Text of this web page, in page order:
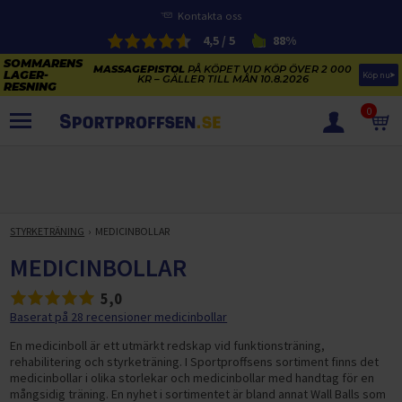
Kontakta oss
4,5 / 5 88%
MASSAGEPISTOLPÅ KÖPET VID KÖP ÖVER 2 000
KR – GÄLLER TILL MÅN 10.8.2026 Köp nu
0
ELCYKLARNAS SOMMARFÖRSÄLJNING
KAJAKER OCH SUP-BRÄDOR
REA PÅ STUDSMATTOR
SOMMARREA PÅ TRÄNING OCH STYRKETRÄNING
CYKELTILLBEHÖR & RESERVDELAR OUTLET
HÄLSA & VÄLMÅENDE – SÄSONGSRENSNING
Paketerbjudanden
KOSTTILLSKOTT
ELCYKLAR
ELCYKLAR DAM
ELCYKLAR HERR
ELCYKLAR CITY
STUDSMATTOR
KAJAKER
STYRKETRÄNING
BÄNKAR OCH STÄLLNINGAR
TRÄNINGSMASKINER
STYRKETRÄNING MEDICINBOLLAR
MEDICINBOLLAR
5,0
Baserat på 28 recensioner medicinbollar
En medicinboll är ett utmärkt redskap vid funktionsträning,
rehabilitering och styrketräning. I Sportproffsens sortiment finns det
medicinbollar i olika storlekar och medicinbollar med handtag för en
mångsidig träning. En nyhet i sortimentet är bland annat Wall Balls som